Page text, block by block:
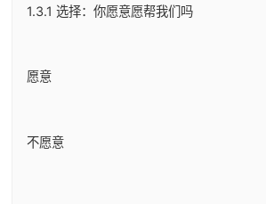
1.3.1 选择：你愿意愿帮我们吗
愿意
不愿意